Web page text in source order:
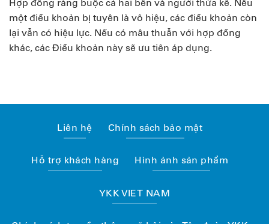
Hợp đồng ràng buộc cả hai bên và người thừa kế. Nếu
một điều khoản bị tuyên là vô hiệu, các điều khoản còn
lại vẫn có hiệu lực. Nếu có mâu thuẫn với hợp đồng
khác, các Điều khoản này sẽ ưu tiên áp dụng.
Liên hệ Chính sách bảo mật
Hỗ trợ khách hàng Hình ảnh sản phẩm
YKK VIET NAM